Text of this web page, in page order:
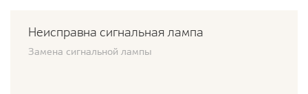
Неисправна сигнальная лампа
Замена сигнальной лампы